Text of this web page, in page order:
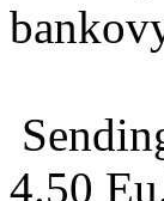
4.50